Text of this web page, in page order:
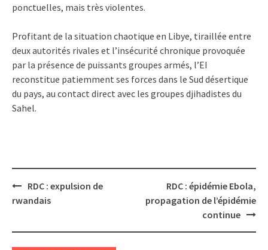
ponctuelles, mais très violentes.
Profitant de la situation chaotique en Libye, tiraillée entre
deux autorités rivales et l’insécurité chronique provoquée
par la présence de puissants groupes armés, l’EI
reconstitue patiemment ses forces dans le Sud désertique
du pays, au contact direct avec les groupes djihadistes du
Sahel.
Post
navigation
RDC : expulsion de
rwandais
RDC : épidémie Ebola,
propagation de l’épidémie
continue